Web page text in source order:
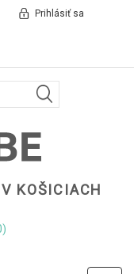
Prihlásiť sa
KOŠICIACH